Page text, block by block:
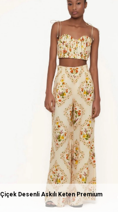
Çiçek Desenli Askılı Keten Premium
Crop ve Pantolon Takım